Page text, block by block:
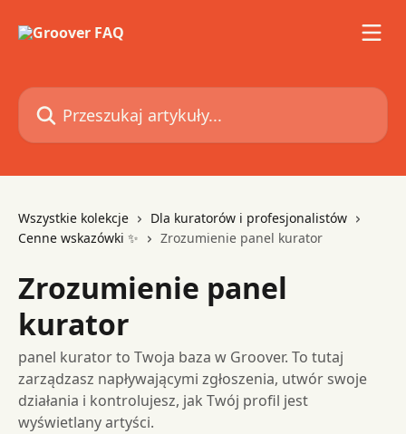
Przeszukaj artykuły...
Wszystkie kolekcje
Dla kuratorów i profesjonalistów
Cenne wskazówki ✨
Zrozumienie panel kurator
Zrozumienie panel
kurator
panel kurator to Twoja baza w Groover. To tutaj
zarządzasz napływającymi zgłoszenia, utwór swoje
działania i kontrolujesz, jak Twój profil jest
wyświetlany artyści.